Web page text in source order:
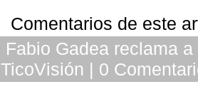
Comentarios de este
Fabio Gadea reclama
TicoVisión | 0